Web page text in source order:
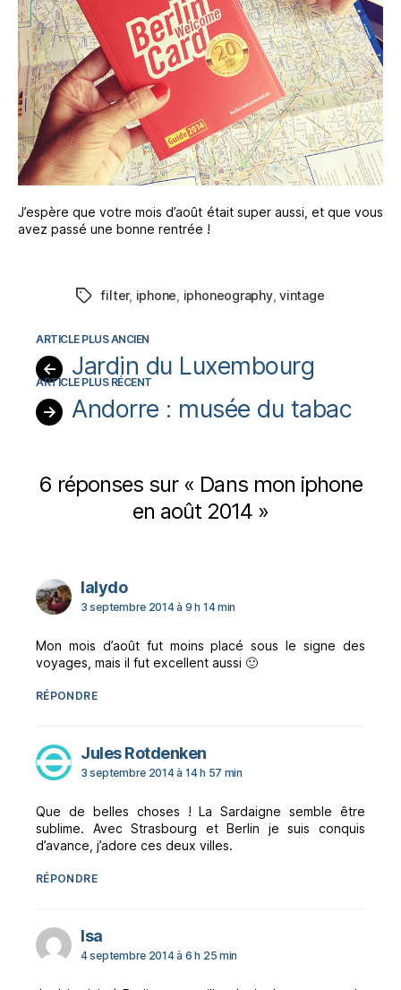
J’espère que votre mois d’août était super aussi, et que vous
avez passé une bonne rentrée !
Étiquettes
filter, iphone, iphoneography,vintage
← Jardin du Luxembourg
→ Andorre : musée du tabac
6 réponses sur « Dans mon iphone
en août 2014 »
lalydodit :
3 septembre 2014 à 9 h 14 min
Mon mois d’août fut moins placé sous le signe des
voyages, mais il fut excellent aussi 🙂
RÉPONDRE
Jules Rotdenkendit :
3 septembre 2014 à 14 h 57 min
Que de belles choses ! La Sardaigne semble être
sublime. Avec Strasbourg et Berlin je suis conquis
d’avance, j’adore ces deux villes.
RÉPONDRE
Isadit :
4 septembre 2014 à 6 h 25 min